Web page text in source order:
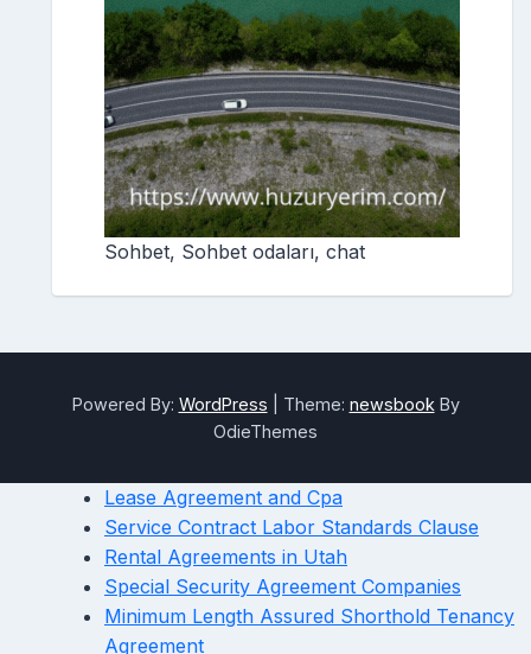
Sohbet, Sohbet odaları, chat
Powered By: WordPress Theme: newsbook By
OdieThemes
Lease Agreement and Cpa
Service Contract Labor Standards Clause
Rental Agreements in Utah
Special Security Agreement Companies
Minimum Length Assured Shorthold Tenancy
Agreement